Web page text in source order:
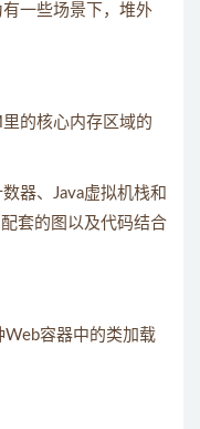
一些场景下，堆外
的核心内存区域的
器、Java虚拟机栈和
套的图以及代码结合
Web容器中的类加载